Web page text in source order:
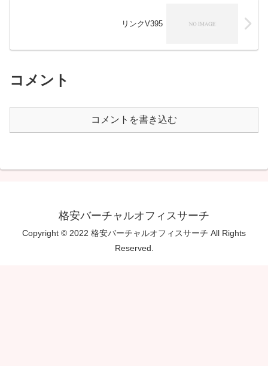
リンクV395
コメント
コメントを書き込む
格安バーチャルオフィスサーチ
Copyright © 2022 格安バーチャルオフィスサーチ All Rights
Reserved.